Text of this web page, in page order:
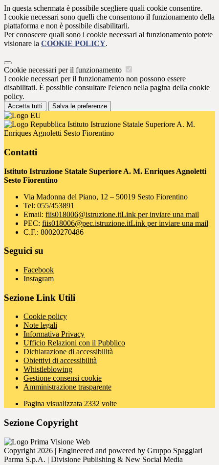
In questa schermata è possibile scegliere quali cookie consentire.
I cookie necessari sono quelli che consentono il funzionamento della
piattaforma e non è possibile disabilitarli.
Per conoscere quali sono i cookie necessari al funzionamento potete
visionare la COOKIE POLICY.
Cookie necessari per il funzionamento
I cookie necessari per il funzionamento non possono essere
disabilitati. È possibile consultare l'elenco nella pagina della cookie
policy.
Accetta tutti Salva le preferenze
Istituto Istruzione Statale Superiore A. M.
Enriques Agnoletti Sesto Fiorentino
Contatti
Istituto Istruzione Statale Superiore A. M. Enriques Agnoletti
Sesto Fiorentino
Via Madonna del Piano, 12 – 50019 Sesto Fiorentino
Tel: 055/453891
Email: fiis018006@istruzione.itLink per inviare una mail
PEC: fiis018006@pec.istruzione.itLink per inviare una mail
C.F.: 80020270486
Seguici su
Facebook
Instagram
Sezione Link Utili
Cookie policy
Note legali
Informativa Privacy
Ufficio Relazioni con il Pubblico
Dichiarazione di accessibilità
Obiettivi di accessibilità
Whistleblowing
Gestione consensi cookie
Amministrazione trasparente
Pagina visualizzata 2332 volte
Sezione Copyright
Copyright 2026 | Engineered and powered by Gruppo Spaggiari
Parma S.p.A. | Divisione Publishing & New Social Media